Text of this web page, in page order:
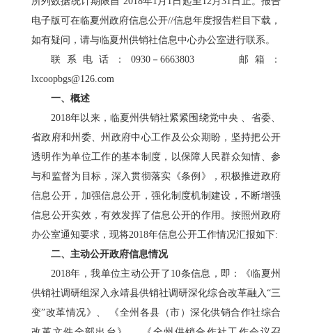
电子版可在临夏州政府信息公开//信息年度报告栏目下载，
如有疑问，请与临夏州供销社信息中心办公室进行联系。
联系电话： 0930－6663803
邮箱：
lxcoopbgs@126.com
一、概述
2018年以来，临夏州供销社紧紧围绕党中央 、省委、
省政府和州委、州政府中心工作及公众期盼，坚持把公开
透明作为单位工作的基本制度，以保障人民群众知情、参
与和监督为目标，深入贯彻落实《条例》，积极推进政府
信息公开，加强信息公开，强化制度机制建设，不断增强
信息公开实效，有效发挥了信息公开的作用。按照州政府
办公室通知要求，现将2018年信息公开工作情况汇报如下:
二、主动公开政府信息情况
2018年，我单位主动公开了 10条信息 ，即：《临夏州
供销社调研组深入永靖县供销社调研深化综合改革融入“三
变”改革情况》 、 《全州各县（市）深化供销合作社综合